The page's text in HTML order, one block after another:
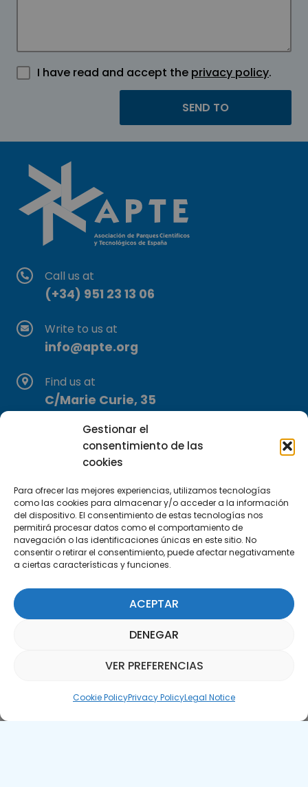
Gestionar el
consentimiento de las
cookies
Para ofrecer las mejores experiencias, utilizamos tecnologías
como las cookies para almacenar y/o acceder a la información
del dispositivo. El consentimiento de estas tecnologías nos
permitirá procesar datos como el comportamiento de
navegación o las identificaciones únicas en este sitio. No
consentir o retirar el consentimiento, puede afectar negativamente
a ciertas características y funciones.
ACEPTAR
DENEGAR
VER PREFERENCIAS
Cookie PolicyPrivacy PolicyLegal Notice
I have read and accept the privacy policy.
Call us at
(+34) 951 23 13 06
Write to us at
info@apte.org
Find us at
C/Marie Curie, 35
Subscribe to our Newsletter
SUBSCRIBE HERE